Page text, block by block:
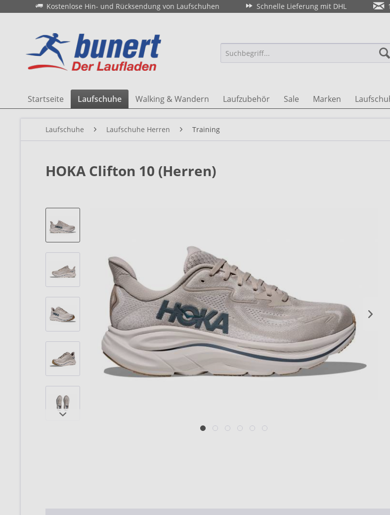
Kostenlose Hin- und Rücksendung von Laufschuhen Schnelle Lieferung mit DHL
Startseite Laufschuhe Walking & Wandern Laufzubehör Sale Marken
Laufschuhe Laufschuhe Herren Training
HOKA Clifton 10 (Herren)